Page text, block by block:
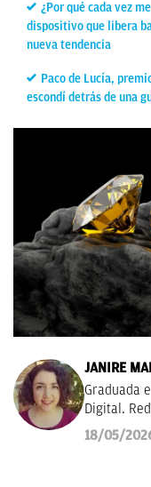
¿Por qué cada vez
dispositivo que libera
nueva tendencia
Paco de Lucía,
escondí detrás de una
JANIRE
Graduada
Digital.
Navidad.
18/05/